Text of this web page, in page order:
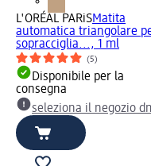
L'ORÉAL PARiSMatita
automatica triangolare
sopracciglia..., 1 ml
(5)
Disponibile per la
consegna
seleziona il negozio